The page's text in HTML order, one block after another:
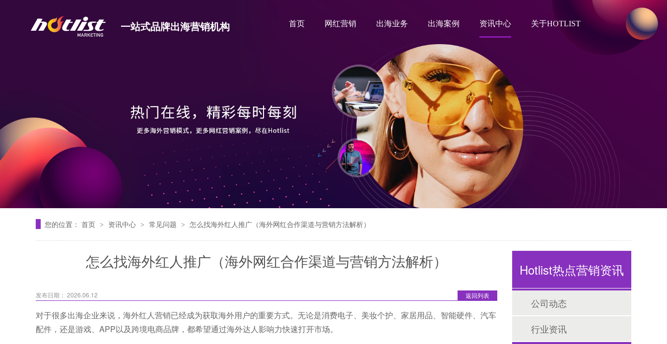
一站式品牌出海营销机构 首页 网红营销 出海业务 出海案例 资讯中心 关于HOTLIST
您的位置： 首页 > 资讯中心 > 常见问题 > 怎么找海外红人推广（海外网红合作渠道与营销方法解析）
怎么找海外红人推广（海外网红合作渠道与营销方法解析）
返回列表
发布日期： 2026.06.12
对于很多出海企业来说，海外红人营销已经成为获取海外用户的重要方式。无论是消费电子、美妆个护、家居用品、智能硬件、汽车
配件，还是游戏、APP以及跨境电商品牌，都希望通过海外达人影响力快速打开市场。
Hotlist热点营销资讯
公司动态
行业资讯